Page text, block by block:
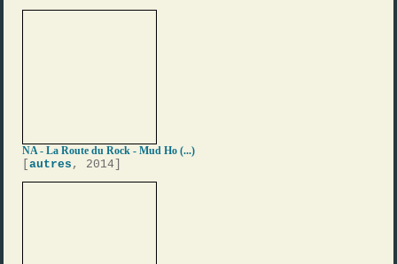
NA - La Route du Rock - Mud Ho (...)
[autres , 2014]